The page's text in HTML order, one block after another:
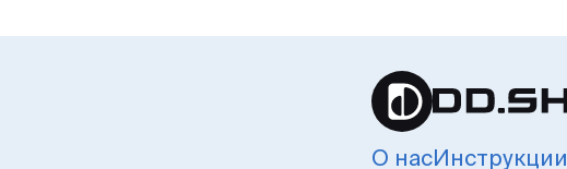
О насИнструкции